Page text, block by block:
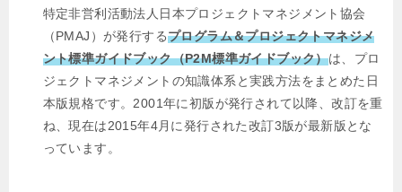
特定非営利活動法人日本プロジェクトマネジメント協会
（PMAJ）が発行するプログラム＆プロジェクトマネジメ
ント標準ガイドブック（P2M標準ガイドブック）は、プロ
ジェクトマネジメントの知識体系と実践方法をまとめた日
本版規格です。2001年に初版が発行されて以降、改訂を重
ね、現在は2015年4月に発行された改訂3版が最新版とな
っています。